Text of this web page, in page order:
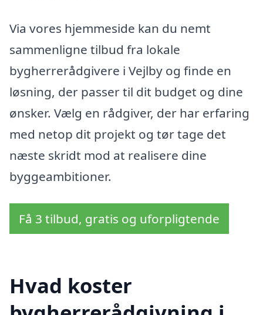
Via vores hjemmeside kan du nemt
sammenligne tilbud fra lokale
bygherrerådgivere i Vejlby og finde en
løsning, der passer til dit budget og dine
ønsker. Vælg en rådgiver, der har erfaring
med netop dit projekt og tør tage det
næste skridt mod at realisere dine
byggeambitioner.
Få 3 tilbud, gratis og uforpligtende
Hvad koster